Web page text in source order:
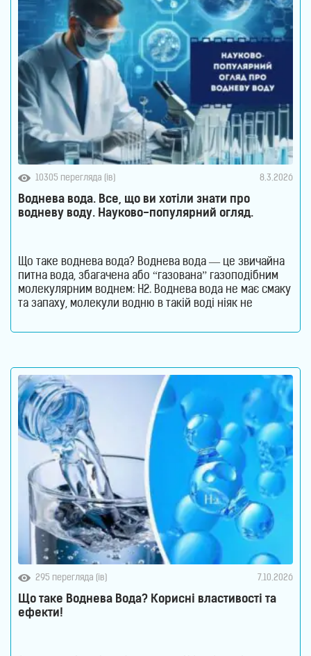
10305 перегляда (ів) 8.3.2026
Воднева вода. Все, що ви хотіли знати про
водневу воду. Науково-популярний огляд.
Що таке воднева вода? Воднева вода — це звичайна
питна вода, збагачена або “газована” газоподібним
молекулярним воднем: H2. Воднева вода не має смаку
та запаху, молекули водню в такій воді ніяк не
міститься в чистому молекулярному вигляді: H2. Тому
295 перегляда (ів) 7.10.2026
Що таке Воднева Вода? Корисні властивості та
ефекти!